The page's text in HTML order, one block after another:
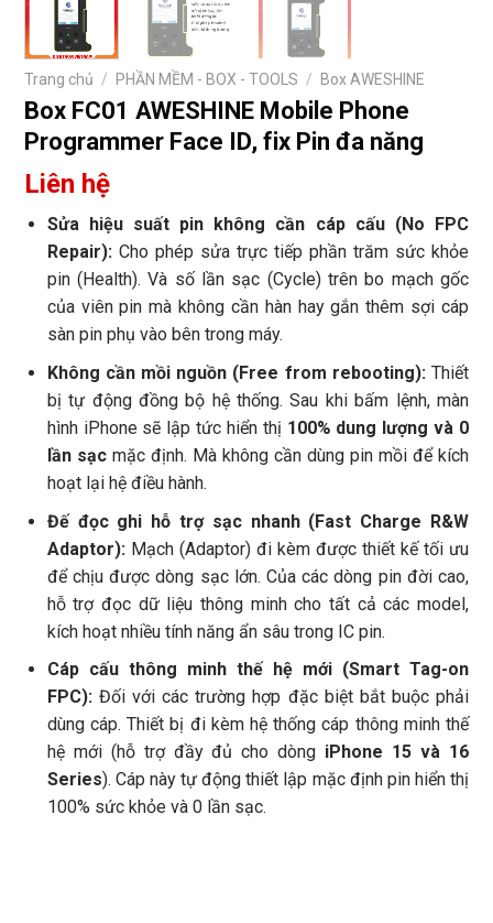
Trang chủ / PHẦN MỀM - BOX - TOOLS / Box AWESHINE
Box FC01 AWESHINE Mobile Phone
Programmer Face ID, fix Pin đa năng
Liên hệ
Sửa hiệu suất pin không cần cáp cấu (No FPC
Repair):Cho phép sửa trực tiếp phần trăm sức khỏe
pin (Health). Và số lần sạc (Cycle) trên bo mạch gốc
của viên pin mà không cần hàn hay gắn thêm sợi cáp
sàn pin phụ vào bên trong máy.
Không cần mồi nguồn (Free from rebooting):Thiết
bị tự động đồng bộ hệ thống. Sau khi bấm lệnh, màn
hình iPhone sẽ lập tức hiển thị 100% dung lượng và 0
lần sạcmặc định. Mà không cần dùng pin mồi để kích
hoạt lại hệ điều hành.
Đế đọc ghi hỗ trợ sạc nhanh (Fast Charge R&W
Adaptor):Mạch (Adaptor) đi kèm được thiết kế tối ưu
để chịu được dòng sạc lớn. Của các dòng pin đời cao,
hỗ trợ đọc dữ liệu thông minh cho tất cả các model,
kích hoạt nhiều tính năng ẩn sâu trong IC pin.
Cáp cấu thông minh thế hệ mới (Smart Tag-on
FPC):Đối với các trường hợp đặc biệt bắt buộc phải
dùng cáp. Thiết bị đi kèm hệ thống cáp thông minh thế
hệ mới (hỗ trợ đầy đủ cho dòng iPhone 15 và 16
Series). Cáp này tự động thiết lập mặc định pin hiển thị
100% sức khỏe và 0 lần sạc.